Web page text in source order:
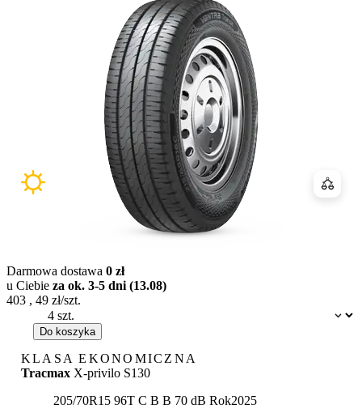
Dostępność:
Darmowa dostawa 0 zł
u Ciebie za ok. 3-5 dni (13.08)
403 , 49 zł/szt.
Do koszyka
KLASA EKONOMICZNA
Tracmax X-privilo S130
205/70R15 96T Etykieta:
C B B 70 dB Rok2025